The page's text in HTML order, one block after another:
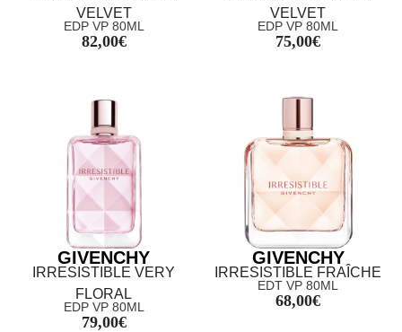
VELVET
EDP VP 80ML
82,00€
VELVET
EDP VP 80ML
75,00€
GIVENCHY
IRRESISTIBLE VERY
FLORAL
EDP VP 80ML
79,00€
GIVENCHY
IRRESISTIBLE FRAÎCHE
EDT VP 80ML
68,00€